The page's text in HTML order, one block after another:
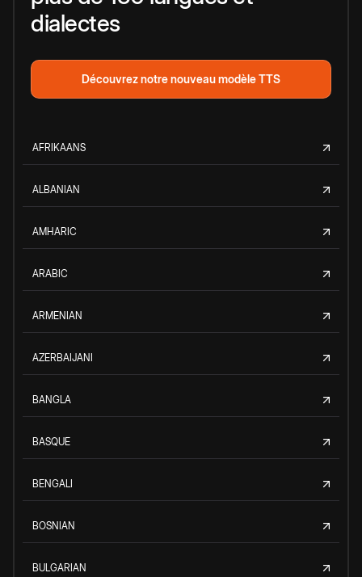
dialectes
Découvrez notre nouveau modèle TTS
AFRIKAANS
ALBANIAN
AMHARIC
ARABIC
ARMENIAN
AZERBAIJANI
BANGLA
BASQUE
BENGALI
BOSNIAN
BULGARIAN